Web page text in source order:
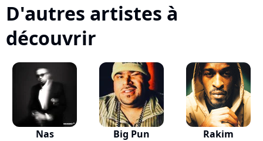
D'autres artistes à
découvrir
Nas Big Pun Rakim